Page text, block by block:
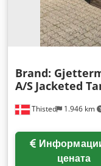
Thisted 1.946 km
Brand:
A/S Jacketed
цената